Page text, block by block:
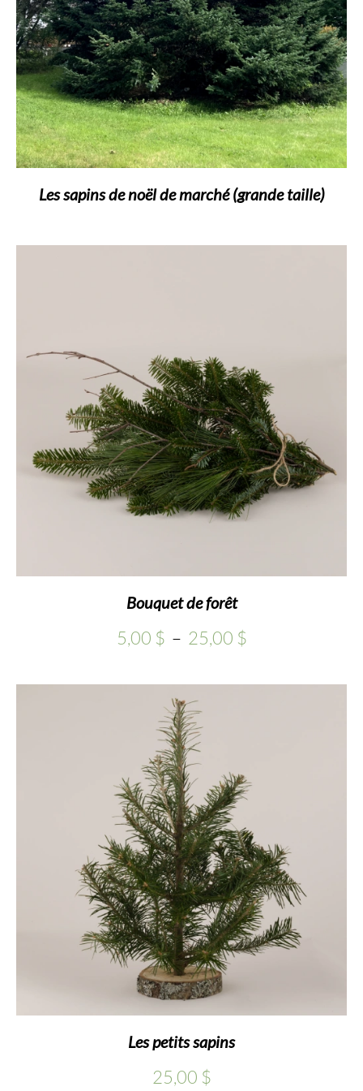
Les sapins de noël de marché (grande taille)
Bouquet de forêt
5,00 $ – 25,00 $Plage
Les petits sapins
25,00 $